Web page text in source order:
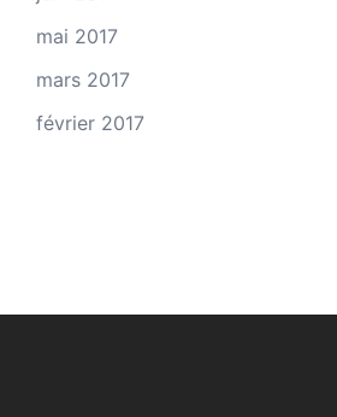
mai 2017
mars 2017
février 2017